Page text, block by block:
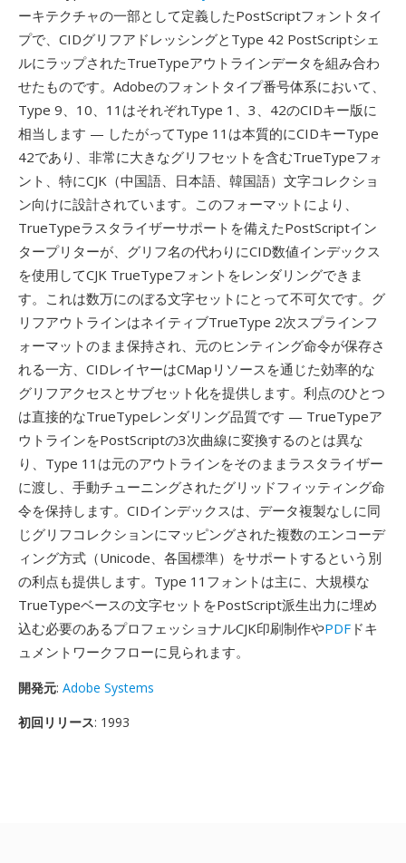
ーキテクチャの一部として定義したPostScriptフォントタイ
プで、CIDグリフアドレッシングとType 42 PostScriptシェ
ルにラップされたTrueTypeアウトラインデータを組み合わ
せたものです。Adobeのフォントタイプ番号体系において、
Type 9、10、11はそれぞれType 1、3、42のCIDキー版に
相当します — したがってType 11は本質的にCIDキーType
42であり、非常に大きなグリフセットを含むTrueTypeフォ
ント、特にCJK（中国語、日本語、韓国語）文字コレクショ
ン向けに設計されています。このフォーマットにより、
TrueTypeラスタライザーサポートを備えたPostScriptイン
タープリターが、グリフ名の代わりにCID数値インデックス
を使用してCJK TrueTypeフォントをレンダリングできま
す。これは数万にのぼる文字セットにとって不可欠です。グ
リフアウトラインはネイティブTrueType 2次スプラインフ
ォーマットのまま保持され、元のヒンティング命令が保存さ
れる一方、CIDレイヤーはCMapリソースを通じた効率的な
グリフアクセスとサブセット化を提供します。利点のひとつ
は直接的なTrueTypeレンダリング品質です — TrueTypeア
ウトラインをPostScriptの3次曲線に変換するのとは異な
り、Type 11は元のアウトラインをそのままラスタライザー
に渡し、手動チューニングされたグリッドフィッティング命
令を保持します。CIDインデックスは、データ複製なしに同
じグリフコレクションにマッピングされた複数のエンコーデ
ィング方式（Unicode、各国標準）をサポートするという別
の利点も提供します。Type 11フォントは主に、大規模な
TrueTypeベースの文字セットをPostScript派生出力に埋め
込む必要のあるプロフェッショナルCJK印刷制作やPDF ドキ
ュメントワークフローに見られます。
開発元: Adobe Systems
初回リリース: 1993